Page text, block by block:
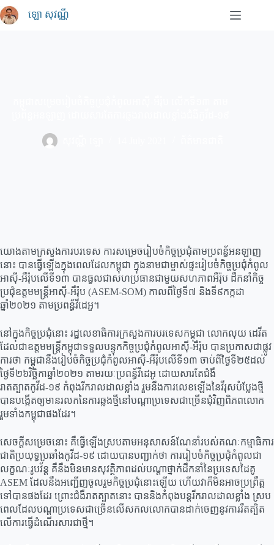
Skip
to
content
ឡោ សុវណ្ណី
យោងតាមក្រសួងការបរទេស ការសម្រេចរៀបចំកិច្ចប្រជុំតាមប្រពន្ធ័អនឡាញ
នោះ បានធ្វើឡើងក្នុងពេលដែលកម្ពុជា ក្នុងនាមជាម្ចាស់ផ្ទះរៀបចំកិច្ចប្រជុំកំពូល
អាស៊ី-អឺរ៉ុបលើទី១៣ បានធ្វលជាសហប្រធានជាមួយសហភាពអឺរ៉ុប ដឹកនាំកិច្ច
ប្រជុំឧត្តមមន្ត្រីអាស៊ី-អឺរ៉ុប (ASEM-SOM) កាលពីថ្ងៃទី៧ និងទី៩កក្កដា
ឆ្នាំ២០២១ តាមប្រពន្ធ័វីដេអួ។
នៅក្នុងកិច្ចប្រជុំនោះ រដ្ឋលេខាធិការក្រសួងការបរទេសកម្ពុជា លោកលុយ ដេវីត
ដែលជាឧត្តមមន្ត្រីកម្ពុជាទទួលបន្ទុកកិច្ចប្រជុំកំពូលអាស៊ី-អឺរ៉ុប បានប្រកាសជាផ្លូវ
ការថា កម្ពុជានឹងរៀបចំកិច្ចប្រជុំកំពូលអាស៊ី-អឺរ៉ុបលើទី១៣ ចាប់ពីថ្ងៃទី២៥ដល់
ថ្ងៃទី២៦វិច្ឆិកាឆ្នាំ២០២១ តាមរយៈប្រពន្ធ័វីដេអូ ដោយសារតែជំងឺ
រាតត្បាតកូវីដ-១៩ កំពុងរីករាលដាលខ្លាំង រួមនឹងការលេខឡើងនៃវីរុសបំប្លែងថ្មី
បានបង្កើតឲ្យមានរលកនៃការឆ្លងថ្មីនៅបណ្ដាប្រទេសជាច្រើនជុំវិញពិភពលោក
រួមទាំងកម្ពុជាផងដែរ។
សេចក្ដីសម្រេចនោះ គឺធ្វើឡើងស្របតាមអនុសាសន៍ណែនាំរបស់គណៈកម្មាធិការ
ជាតិប្រយុទ្ធប្រឆាំងកូវីដ-១៩ ដោយបានបញ្ជាក់ថា ការរៀបចំកិច្ចប្រជុំកំពូលជា
លក្ខណៈរូបវ័ន្ត គឺនឹងមិនមានសុវត្ថិភាពដល់បណ្ដាថ្នាក់ដឹកនាំនៃប្រទេសដៃគូ
ASEM ដែលនឹងអញ្ជើញចូលរួមកិច្ចប្រជុំនោះឡើយ ហើយវាក៏មិនអាចប្រព្រឹត្ត
ទៅបានផងដែរ ព្រោះជំងឺរាតត្បាតនោះ បាននិងកំពុងបន្តរីករាលដាលខ្លាំង ស្រប
ពេលដែលបណ្ដាប្រទេសជាច្រើនលើសកលលោកបានដាក់ចេញនូវការរឹតត្បិត
លើការធ្វើដំណើរសារជាថ្មី។